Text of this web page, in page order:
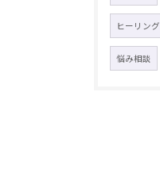
ヒーリング
悩み相談